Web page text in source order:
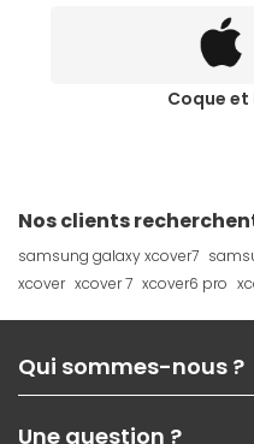
Coque et
Nos clients
samsung galaxy xcover7
xcover xcover 7 xcover6 pro
Qui sommes-nous ?
Une question ?